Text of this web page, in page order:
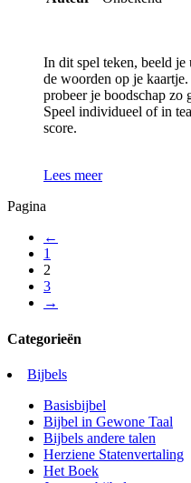
In dit spel teken, beeld
de woorden op je
probeer je boodschap zo
Speel individueel of in
score.
Lees meer
Pagina
←
1
2
3
→
Categorieën
Bijbels
Basisbijbel
Bijbel in Gewone Taal
Bijbels andere talen
Herziene Statenvertaling
Het Boek